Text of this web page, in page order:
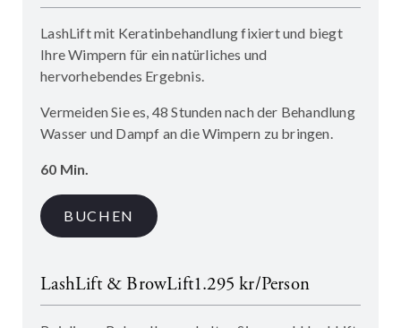
LashLift mit Keratinbehandlung fixiert und biegt
Ihre Wimpern für ein natürliches und
hervorhebendes Ergebnis.
Vermeiden Sie es, 48 Stunden nach der Behandlung
Wasser und Dampf an die Wimpern zu bringen.
60 Min.
BUCHEN
LashLift & BrowLift1.295 kr/Person